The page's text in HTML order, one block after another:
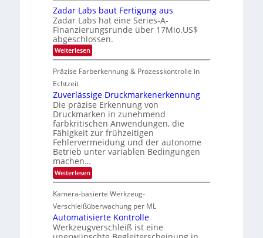
0
2
7
2
6
c
h
a
n
S
e
r
a
s
S
e
r
i
e
s
-
B
-
R
n
d
e
e
ü
b
e
r
n
i
m
m
t
a
r
k
V
i
s
i
o
c
r
o
c
h
i
p
n
t
Ü
b
e
r
n
a
h
m
e
o
n
H
a
i
l
Zadar Labs baut Fertigung aus
Zadar Labs hat eine Series-A-
Finanzierungsrunde über 17Mio.US$
abgeschlossen.
Weiterlesen:
Z
d
r
L
a
b
s
b
a
u
t
F
e
r
i
g
u
n
g
Präzise Farberkennung & Prozesskontrolle in
Echtzeit
Zuverlässige Druckmarkenerkennung
Die präzise Erkennung von
Druckmarken in zunehmend
farbkritischen Anwendungen, die
Fähigkeit zur frühzeitigen
Fehlervermeidung und der autonome
Betrieb unter variablen Bedingungen
machen…
Weiterlesen:
Z
v
e
l
ä
Kamera-basierte Werkzeug-
Verschleißüberwachung per ML
Automatisierte Kontrolle
Werkzeugverschleiß ist eine